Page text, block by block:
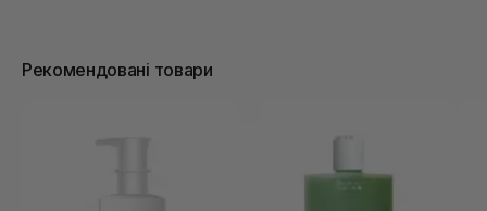
Рекомендовані товари